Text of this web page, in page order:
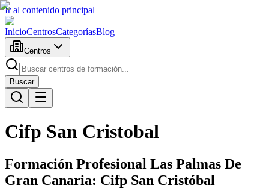
Ir al contenido principal
InicioCentrosCategoríasBlog
Centros
Buscar
Cifp San Cristobal
Formación Profesional Las Palmas De
Gran Canaria: Cifp San Cristóbal